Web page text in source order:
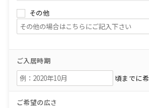
その他
ご入居時期
頃までに
ご希望の広さ